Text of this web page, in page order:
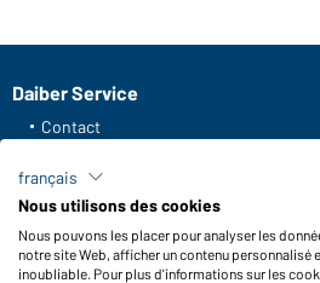
Daiber Service
Contact
Frais de transport
FAQ / Manuel d' utilisation
Vérifier le stock
Reporting system according to
français
Nous utilisons des cookies
Nous pouvons les placer pour analyser les
notre site Web, afficher un contenu personnalisé
inoubliable. Pour plus d'informations sur les